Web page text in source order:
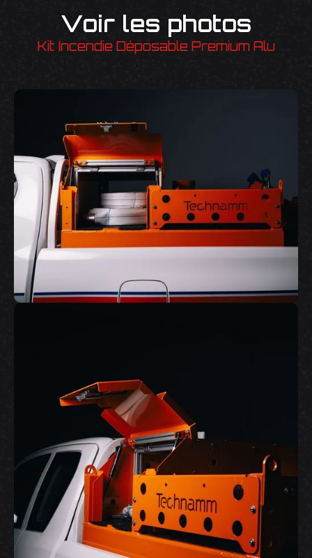
Voir les photos
Kit Incendie Déposable Premium Alu